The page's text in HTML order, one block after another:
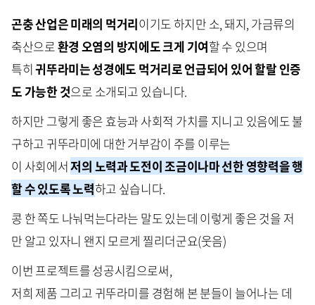
곤충 산업은 미래의 먹거리이기도 하지만 소, 돼지, 가금류의
축산으로환경 오염의 방지에도 크게 기여할 수 있으며
특히귀뚜라미는 성경에도 먹거리로 언급되어 있어 할랄 인증
도 가능한 것으로 소개되고 있습니다.
하지만 그렇게 좋은 효능과 사회적 가치를 지니고 있음에도 불
구하고 귀뚜라미에 대한 거부감이 주를 이루는
이 사회에서저의 노력과 도전이 조금이나마 선한 영향력을 행
할 수 있도록 노력하고 싶습니다.
콩 한 쪽도 나눠먹는다라는 말도 있는데 이렇게 좋은 것을 저
만 알고 있자니 왠지 모르게 찔리더군요(웃음)
이번 프로젝트를 성공시킴으로써,
저희 제품 그리고 귀뚜라미를 경험해 본 분들이 늘어나는 데